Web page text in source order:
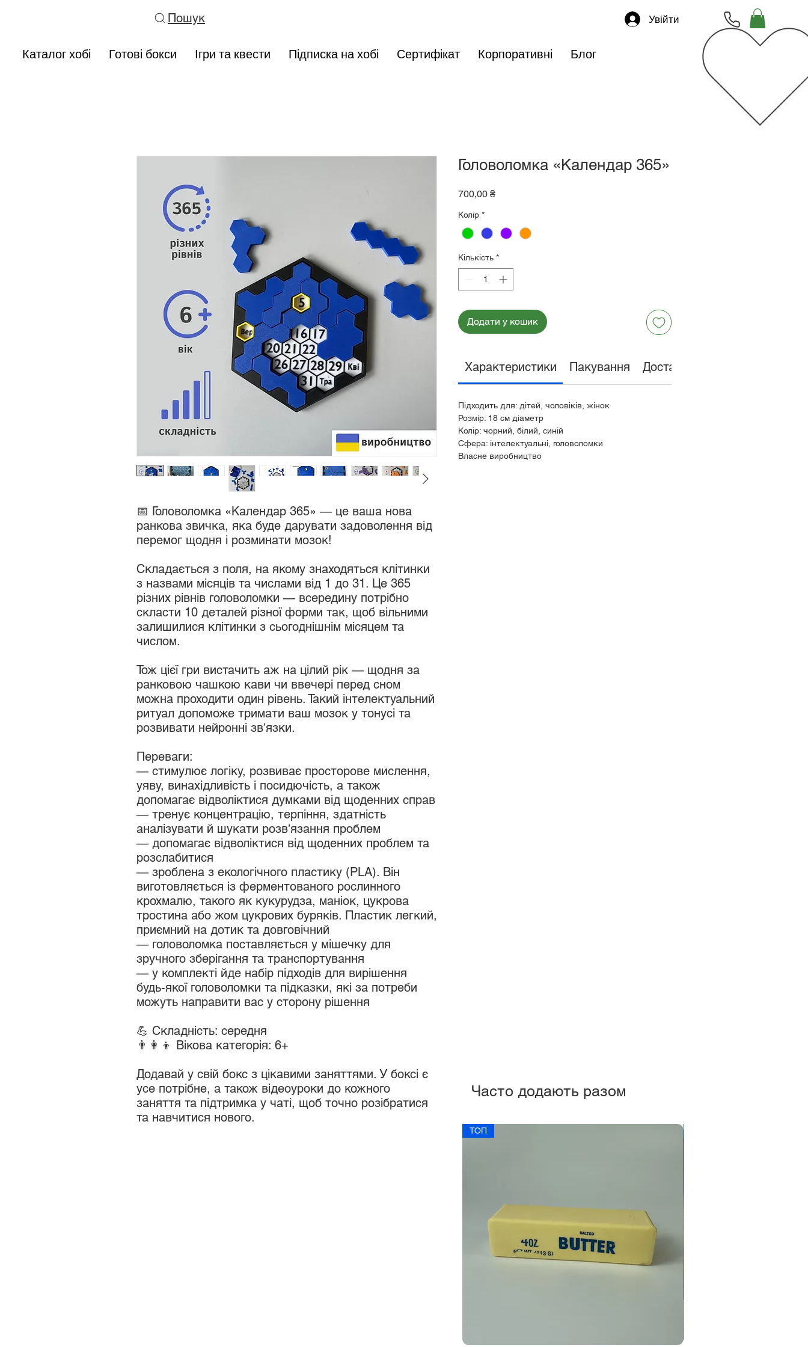
Пошук Увійти
Каталог хобі Готові бокси Ігри та квести Підписка на хобі Сертифікат Корпоративні Блог
📅 Головоломка «Календар 365» — це ваша нова
ранкова звичка, яка буде дарувати задоволення від
перемог щодня і розминати мозок!
Складається з поля, на якому знаходяться клітинки
з назвами місяців та числами від 1 до 31. Це 365
різних рівнів головоломки — всередину потрібно
скласти 10 деталей різної форми так, щоб вільними
залишилися клітинки з сьогоднішнім місяцем та
числом.
Тож цієї гри вистачить аж на цілий рік — щодня за
ранковою чашкою кави чи ввечері перед сном
можна проходити один рівень. Такий інтелектуальний
ритуал допоможе тримати ваш мозок у тонусі та
розвивати нейронні звʼязки.
Переваги:
— стимулює логіку, розвиває просторове мислення,
уяву, винахідливість і посидючість, а також
допомагає відволіктися думками від щоденних справ
— тренує концентрацію, терпіння, здатність
аналізувати й шукати розвʼязання проблем
— допомагає відволіктися від щоденних проблем та
розслабитися
— зроблена з екологічного пластику (PLA). Він
виготовляється із ферментованого рослинного
крохмалю, такого як кукурудза, маніок, цукрова
тростина або жом цукрових буряків. Пластик легкий,
приємний на дотик та довговічний
— головоломка поставляється у мішечку для
зручного зберігання та транспортування
— у комплекті йде набір підходів для вирішення
будь-якої головоломки та підказки, які за потреби
можуть направити вас у сторону рішення
💪 Складність: середня
👨‍👩‍👦 Вікова категорія: 6+
Додавай у свій бокс з цікавими заняттями. У боксі є
усе потрібне, а також відеоуроки до кожного
заняття та підтримка у чаті, щоб точно розібратися
та навчитися нового.
Головоломка «Календар 365»
700,00 ₴Ціна
Колір *
Кількість *
Додати у кошик
Характеристики Пакування Доставка та оплата
Підходить для: дітей, чоловіків, жінок
Розмір: 18 см діаметр
Колір: чорний, білий, синій
Сфера: інтелектуальні, головоломки
Власне виробництво
Часто додають разом
ТОП